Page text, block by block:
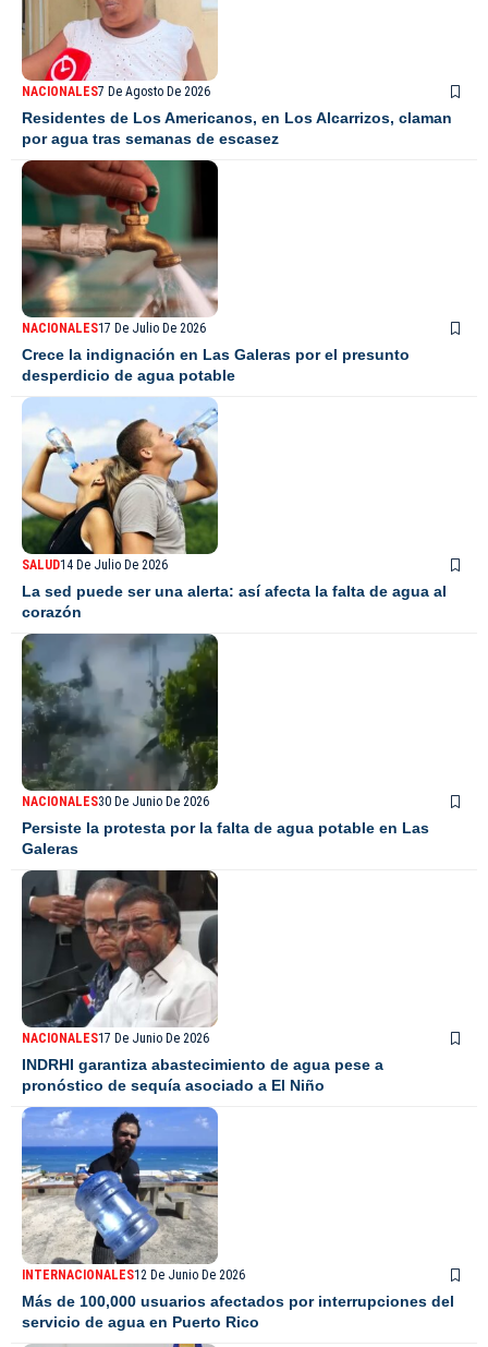
NACIONALES7 De Agosto De 2026
Residentes de Los Americanos, en Los Alcarrizos, claman
por agua tras semanas de escasez
NACIONALES17 De Julio De 2026
Crece la indignación en Las Galeras por el presunto
desperdicio de agua potable
SALUD14 De Julio De 2026
La sed puede ser una alerta: así afecta la falta de agua al
corazón
NACIONALES30 De Junio De 2026
Persiste la protesta por la falta de agua potable en Las
Galeras
NACIONALES17 De Junio De 2026
INDRHI garantiza abastecimiento de agua pese a
pronóstico de sequía asociado a El Niño
INTERNACIONALES12 De Junio De 2026
Más de 100,000 usuarios afectados por interrupciones del
servicio de agua en Puerto Rico